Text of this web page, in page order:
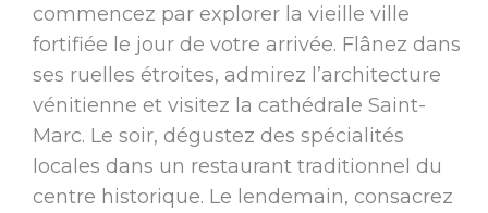
commencez par explorer la vieille ville
fortifiée le jour de votre arrivée. Flânez dans
ses ruelles étroites, admirez l’architecture
vénitienne et visitez la cathédrale Saint-
Marc. Le soir, dégustez des spécialités
locales dans un restaurant traditionnel du
centre historique. Le lendemain, consacrez